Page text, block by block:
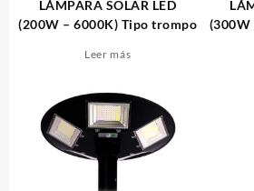
LÁMPARA SOLAR LED
(200W – 6000K) Tipo trompo
Leer más
(300W